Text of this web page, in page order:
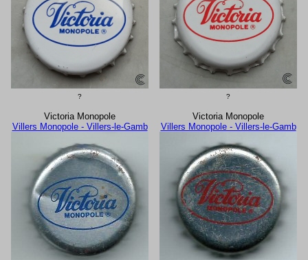
? ?
Victoria Monopole
Villers Monopole - Villers-le-Gamb
Victoria Monopole
Villers Monopole - Villers-le-Gamb